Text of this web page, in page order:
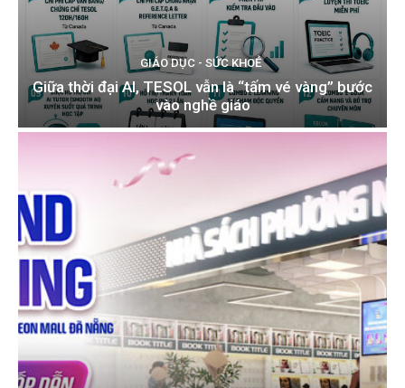
GIÁO DỤC - SỨC KHOẺ
Giữa thời đại AI, TESOL vẫn là “tấm vé vàng” bước
vào nghề giáo